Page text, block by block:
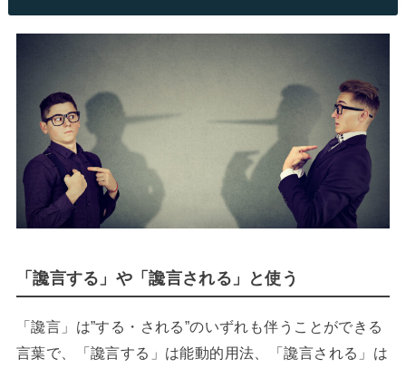
「讒言する」や「讒言される」と使う
「讒言」は”する・される”のいずれも伴うことができる
言葉で、「讒言する」は能動的用法、「讒言される」は